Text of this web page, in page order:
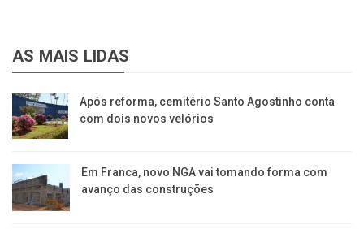
AS MAIS LIDAS
Após reforma, cemitério Santo Agostinho conta
com dois novos velórios
Em Franca, novo NGA vai tomando forma com
avanço das construções